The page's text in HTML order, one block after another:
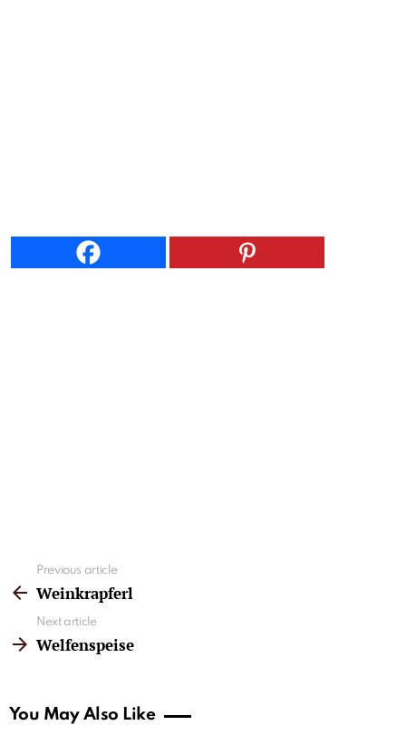
more
Previous article
Weinkrapferl
Next article
Welfenspeise
You May Also Like